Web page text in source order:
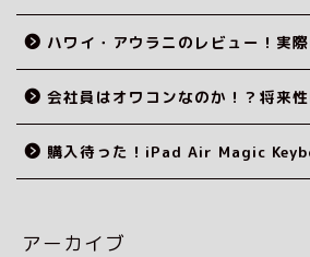
ハワイ・アウラニのレビュー！実
会社員はオワコンなのか！？将来性
購入待った！iPad Air Magic
アーカイブ